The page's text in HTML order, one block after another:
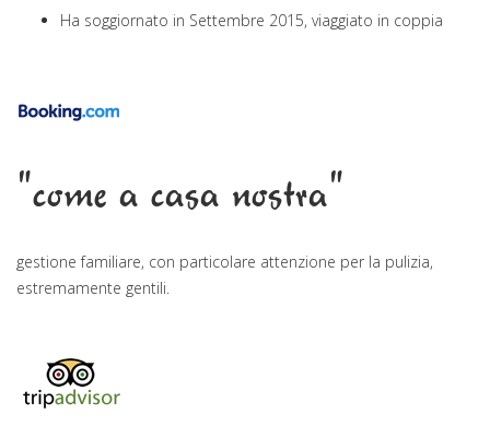
Ha soggiornato in Settembre 2015, viaggiato in coppia
"come a casa nostra"
gestione familiare, con particolare attenzione per la pulizia,
estremamente gentili.